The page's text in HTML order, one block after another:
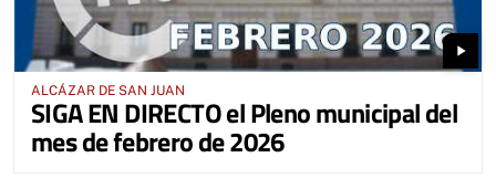
play_arrow
ALCÁZAR DE SAN JUAN
SIGA EN DIRECTO el Pleno municipal del
mes de febrero de 2026